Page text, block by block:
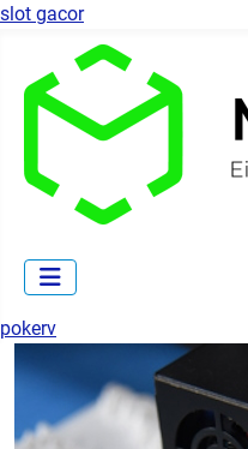
slot gacor
pokerv